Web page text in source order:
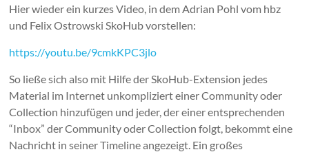
Hier wieder ein kurzes Video, in dem Adrian Pohl vom hbz
und Felix Ostrowski SkoHub vorstellen:
https://youtu.be/9cmkKPC3jlo
So ließe sich also mit Hilfe der SkoHub-Extension jedes
Material im Internet unkompliziert einer Community oder
Collection hinzufügen und jeder, der einer entsprechenden
“Inbox” der Community oder Collection folgt, bekommt eine
Nachricht in seiner Timeline angezeigt. Ein großes